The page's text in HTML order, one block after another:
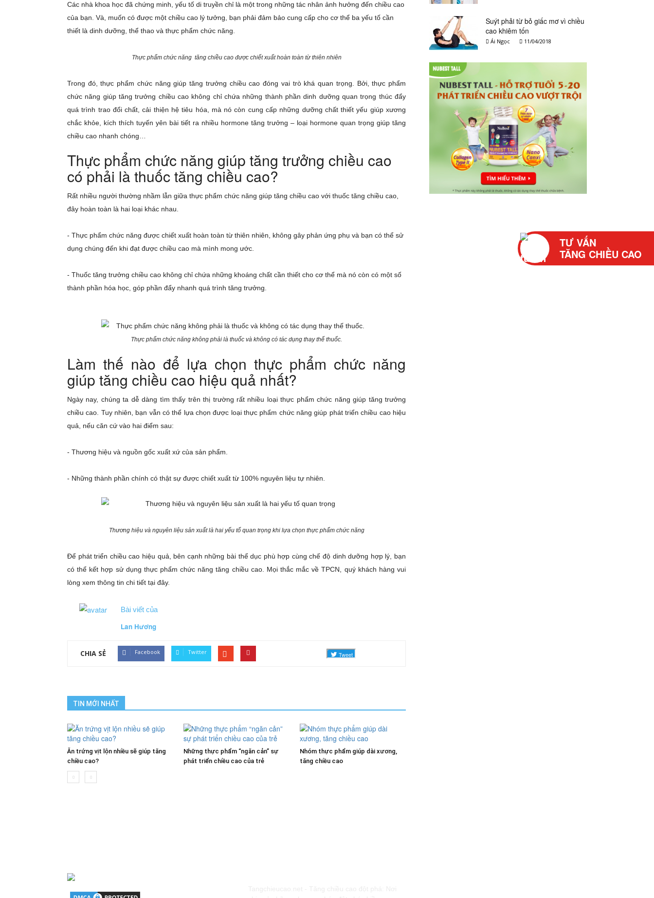
Các nhà khoa học đã chứng minh, yếu tố di truyền chỉ là một trong những tác nhân ảnh hưởng đến chiều cao
của bạn. Và, muốn có được một chiều cao lý tưởng, bạn phải đảm bảo cung cấp cho cơ thể ba yếu tố cần
thiết là dinh dưỡng, thể thao và thực phẩm chức năng.
Thực phẩm chức năng tăng chiều cao được chiết xuất hoàn toàn từ thiên nhiên
Trong đó, thực phẩm chức năng giúp tăng trưởng chiều cao đóng vai trò khá quan trọng. Bởi, thực phẩm
chức năng giúp tăng trưởng chiều cao không chỉ chứa những thành phần dinh dưỡng quan trọng thúc đẩy
quá trình trao đổi chất, cải thiện hệ tiêu hóa, mà nó còn cung cấp những dưỡng chất thiết yếu giúp xương
chắc khỏe, kích thích tuyến yên bài tiết ra nhiều hormone tăng trưởng – loại hormone quan trọng giúp tăng
chiều cao nhanh chóng…
Thực phẩm chức năng giúp tăng trưởng chiều cao
có phải là thuốc tăng chiều cao?
Rất nhiều người thường nhầm lẫn giữa thực phẩm chức năng giúp tăng chiều cao với thuốc tăng chiều cao,
đây hoàn toàn là hai loại khác nhau.
- Thực phẩm chức năng được chiết xuất hoàn toàn từ thiên nhiên, không gây phản ứng phụ và bạn có thể sử
dụng chúng đến khi đạt được chiều cao mà mình mong ước.
- Thuốc tăng trưởng chiều cao không chỉ chứa những khoáng chất cần thiết cho cơ thể mà nó còn có một số
thành phần hóa học, góp phần đẩy nhanh quá trình tăng trưởng.
Thực phẩm chức năng không phải là thuốc và không có tác dụng thay thế thuốc.
Làm thế nào để lựa chọn thực phẩm chức năng
giúp tăng chiều cao hiệu quả nhất?
Ngày nay, chúng ta dễ dàng tìm thấy trên thị trường rất nhiều loại thực phẩm chức năng giúp tăng trưởng
chiều cao. Tuy nhiên, bạn vẫn có thể lựa chọn được loại thực phẩm chức năng giúp phát triển chiều cao hiệu
quả, nếu căn cứ vào hai điểm sau:
- Thương hiệu và nguồn gốc xuất xứ của sản phẩm.
- Những thành phần chính có thật sự được chiết xuất từ 100% nguyên liệu tự nhiên.
Thương hiệu và nguyên liệu sản xuất là hai yếu tố quan trọng khi lựa chọn thực phẩm chức năng
Để phát triển chiều cao hiệu quả, bên cạnh những bài thể dục phù hợp cùng chế độ dinh dưỡng hợp lý, bạn
có thể kết hợp sử dụng thực phẩm chức năng tăng chiều cao. Mọi thắc mắc về TPCN, quý khách hàng vui
lòng xem thông tin chi tiết tại đây.
Bài viết của
Lan Hương
CHIA SẺ Facebook Twitter
TIN MỚI NHẤT
Ăn trứng vịt lộn nhiều sẽ giúp tăng
chiều cao?
Những thực phẩm “ngăn cản” sự
phát triển chiều cao của trẻ
Nhóm thực phẩm giúp dài xương,
tăng chiều cao
Suýt phải từ bỏ giấc mơ vì chiều
cao khiêm tốn
Ái Ngọc 11/04/2018
TƯ VẤN
TĂNG CHIỀU CAO